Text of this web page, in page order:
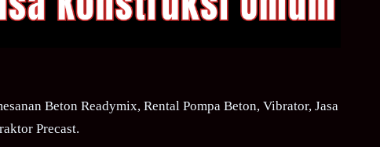
Beton Readymix, Rental Pompa Beton, Vibrator, Jasa
Precast.